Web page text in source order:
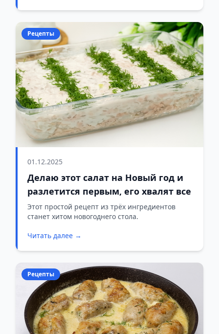
Рецепты
01.12.2025
Делаю этот салат на Новый год и
разлетится первым, его хвалят все
Этот простой рецепт из трёх ингредиентов
станет хитом новогоднего стола.
Читать далее →
Рецепты